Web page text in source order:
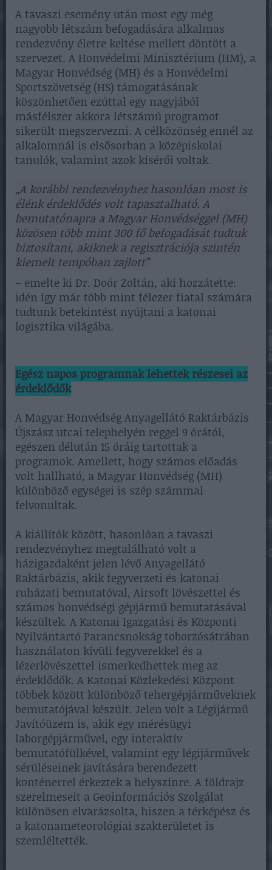
A tavaszi esemény után most egy még
nagyobb létszám befogadására alkalmas
rendezvény életre keltése mellett döntött a
szervezet. A Honvédelmi Minisztérium (HM), a
Magyar Honvédség (MH) és a Honvédelmi
Sportszövetség (HS) támogatásának
köszönhetően ezúttal egy nagyjából
másfélszer akkora létszámú programot
sikerült megszervezni. A célközönség ennél az
alkalomnál is elsősorban a középiskolai
tanulók, valamint azok kísérői voltak.
„A korábbi rendezvényhez hasonlóan most is
élénk érdeklődés volt tapasztalható. A
bemutatónapra a Magyar Honvédséggel (MH)
közösen több mint 300 fő befogadását tudtuk
biztosítani, akiknek a regisztrációja szintén
kiemelt tempóban zajlott”
– emelte ki Dr. Doór Zoltán, aki hozzátette:
idén így már több mint félezer fiatal számára
tudtunk betekintést nyújtani a katonai
logisztika világába.
Egész napos programnak lehettek részesei az
érdeklődők
A Magyar Honvédség Anyagellátó Raktárbázis
Újszász utcai telephelyén reggel 9 órától,
egészen délután 15 óráig tartottak a
programok. Amellett, hogy számos előadás
volt hallható, a Magyar Honvédség (MH)
különböző egységei is szép számmal
felvonultak.
A kiállítók között, hasonlóan a tavaszi
rendezvényhez megtalálható volt a
házigazdaként jelen lévő Anyagellátó
Raktárbázis, akik fegyverzeti és katonai
ruházati bemutatóval, Airsoft lövészettel és
számos honvédségi gépjármű bemutatásával
készültek. A Katonai Igazgatási és Központi
Nyilvántartó Parancsnokság toborzósátrában
használaton kívüli fegyverekkel és a
lézerlövészettel ismerkedhettek meg az
érdeklődők. A Katonai Közlekedési Központ
többek között különböző tehergépjárműveknek
bemutatójával készült. Jelen volt a Légijármű
Javítóüzem is, akik egy mérésügyi
laborgépjárművel, egy interaktív
bemutatófülkével, valamint egy légijárművek
sérüléseinek javítására berendezett
konténerrel érkeztek a helyszínre. A földrajz
szerelmeseit a Geoinformációs Szolgálat
különösen elvarázsolta, hiszen a térképész és
a katonameteorológiai szakterületet is
szemléltették.